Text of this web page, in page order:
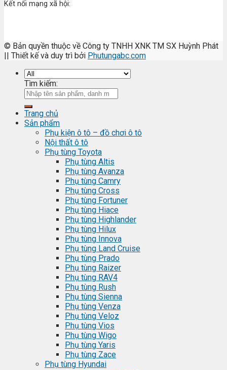
Kết nối mạng xã hội:
© Bản quyền thuộc về Công ty TNHH XNK TM SX Huỳnh Phát
|| Thiết kế và duy trì bởi Phutungabc.com
Tìm kiếm:
Trang chủ
Sản phẩm
Phụ kiện ô tô – đồ chơi ô tô
Nội thất ô tô
Phụ tùng Toyota
Phụ tùng Altis
Phụ tùng Avanza
Phụ tùng Camry
Phụ tùng Cross
Phụ tùng Fortuner
Phụ tùng Hiace
Phụ tùng Highlander
Phụ tùng Hilux
Phụ tùng Innova
Phụ tùng Land Cruise
Phụ tùng Prado
Phụ tùng Raizer
Phụ tùng RAV4
Phụ tùng Rush
Phụ tùng Sienna
Phụ tùng Venza
Phụ tùng Veloz
Phụ tùng Vios
Phụ tùng Wigo
Phụ tùng Yaris
Phụ tùng Zace
Phụ tùng Hyundai